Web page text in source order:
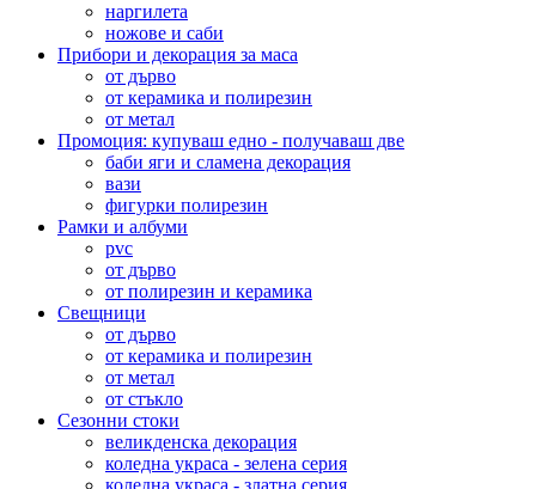
наргилета
ножове и саби
Прибори и декорация за маса
от дърво
от керамика и полирезин
от метал
Промоция: купуваш едно - получаваш две
баби яги и сламена декорация
вази
фигурки полирезин
Рамки и албуми
pvc
от дърво
от полирезин и керамика
Свещници
от дърво
от керамика и полирезин
от метал
от стъкло
Сезонни стоки
великденска декорация
коледна украса - зелена серия
коледна украса - златна серия